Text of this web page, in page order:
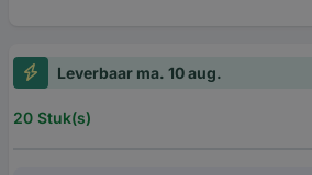
Leverbaar ma. 10 aug.
20 Stuk(s)